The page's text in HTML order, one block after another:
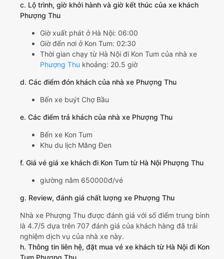
c. Lộ trình, giờ khởi hành và giờ kết thúc của xe khách
Phượng Thu
Giờ xuất phát ở Hà Nội: 06:00
Giờ đến nơi ở Kon Tum: 02:30
Thời gian chạy từ Hà Nội đi Kon Tum của nhà xe
Phượng Thu khoảng: 20.5 giờ
d. Các điểm đón khách của nhà xe Phượng Thu
Bến xe buýt Chợ Bầu
e. Các điểm trả khách của nhà xe Phượng Thu
Bến xe Kon Tum
Khu du lịch Măng Đen
f. Giá vé giá xe khách đi Kon Tum từ Hà Nội Phượng Thu
giường nằm 650000đ/vé
g. Review, đánh giá chất lượng xe Phượng Thu
Nhà xe Phượng Thu được đánh giá với số điểm trung bình
là 4.7/5 dựa trên 707 đánh giá của khách hàng đã trải
nghiệm dịch vụ của nhà xe này.
h. Thông tin liên hệ, đặt mua vé xe khách từ Hà Nội đi Kon
Tum Phượng Thu